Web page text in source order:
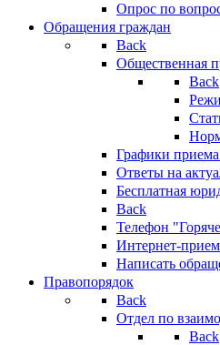
Опрос по
Обращения граждан
Back
Общественная
Back
Графики
Ответы на
Бесплатная
Back
Телефон
Интернет-
Написать
Правопорядок
Back
Отдел по
Back